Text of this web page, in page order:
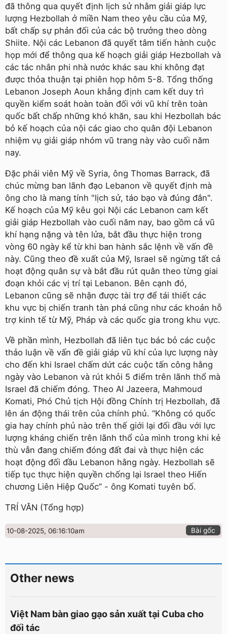
đã thông qua quyết định lịch sử nhằm giải giáp lực
lượng Hezbollah ở miền Nam theo yêu cầu của Mỹ,
bất chấp sự phản đối của các bộ trưởng theo dòng
Shiite. Nội các Lebanon đã quyết tâm tiến hành cuộc
họp mới để thông qua kế hoạch giải giáp Hezbollah và
các tác nhân phi nhà nước khác sau khi không đạt
được thỏa thuận tại phiên họp hôm 5-8. Tổng thống
Lebanon Joseph Aoun khẳng định cam kết duy trì
quyền kiểm soát hoàn toàn đối với vũ khí trên toàn
quốc bất chấp những khó khăn, sau khi Hezbollah bác
bỏ kế hoạch của nội các giao cho quân đội Lebanon
nhiệm vụ giải giáp nhóm vũ trang này vào cuối năm
nay.
Ðặc phái viên Mỹ về Syria, ông Thomas Barrack, đã
chúc mừng ban lãnh đạo Lebanon về quyết định mà
ông cho là mang tính "lịch sử, táo bạo và đúng đắn".
Kế hoạch của Mỹ kêu gọi Nội các Lebanon cam kết
giải giáp Hezbollah vào cuối năm nay, bao gồm cả vũ
khí hạng nặng và tên lửa, bắt đầu thực hiện trong
vòng 60 ngày kể từ khi ban hành sắc lệnh về vấn đề
này. Cũng theo đề xuất của Mỹ, Israel sẽ ngừng tất cả
hoạt động quân sự và bắt đầu rút quân theo từng giai
đoạn khỏi các vị trí tại Lebanon. Bên cạnh đó,
Lebanon cũng sẽ nhận được tài trợ để tái thiết các
khu vực bị chiến tranh tàn phá cũng như các khoản hỗ
trợ kinh tế từ Mỹ, Pháp và các quốc gia trong khu vực.
Về phần mình, Hezbollah đã liên tục bác bỏ các cuộc
thảo luận về vấn đề giải giáp vũ khí của lực lượng này
cho đến khi Israel chấm dứt các cuộc tấn công hằng
ngày vào Lebanon và rút khỏi 5 điểm trên lãnh thổ mà
Israel đã chiếm đóng. Theo Al Jazeera, Mahmoud
Komati, Phó Chủ tịch Hội đồng Chính trị Hezbollah, đã
lên án động thái trên của chính phủ. “Không có quốc
gia hay chính phủ nào trên thế giới lại đối đầu với lực
lượng kháng chiến trên lãnh thổ của mình trong khi kẻ
thù vẫn đang chiếm đóng đất đai và thực hiện các
hoạt động đối đầu Lebanon hằng ngày. Hezbollah sẽ
tiếp tục thực hiện quyền chống lại Israel theo Hiến
chương Liên Hiệp Quốc” - ông Komati tuyên bố.
TRÍ VĂN (Tổng hợp)
10-08-2025, 06:16:10am Bài gốc
Other news
Việt Nam bàn giao gạo sản xuất tại Cuba cho
đối tác